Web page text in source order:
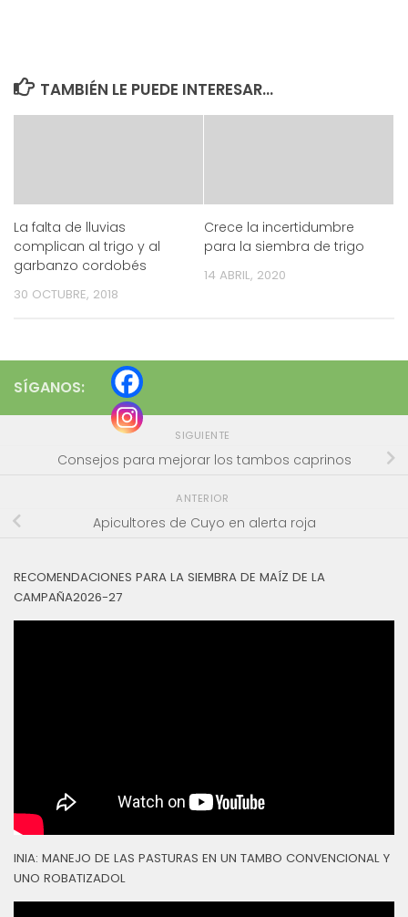
TAMBIÉN LE PUEDE INTERESAR...
La falta de lluvias
complican al trigo y al
garbanzo cordobés
30 OCTUBRE, 2018
Crece la incertidumbre
para la siembra de trigo
14 ABRIL, 2020
SÍGANOS:
SIGUIENTE
Consejos para mejorar los tambos caprinos
ANTERIOR
Apicultores de Cuyo en alerta roja
RECOMENDACIONES PARA LA SIEMBRA DE MAÍZ DE LA
CAMPAÑA2026-27
INIA: MANEJO DE LAS PASTURAS EN UN TAMBO CONVENCIONAL Y
UNO ROBATIZADOL